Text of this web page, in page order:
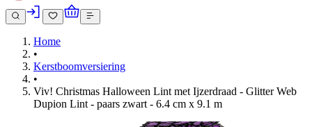
Home
•
Kerstboomversiering
•
Viv! Christmas Halloween Lint met Ijzerdraad - Glitter Web
Dupion Lint - paars zwart - 6.4 cm x 9.1 m